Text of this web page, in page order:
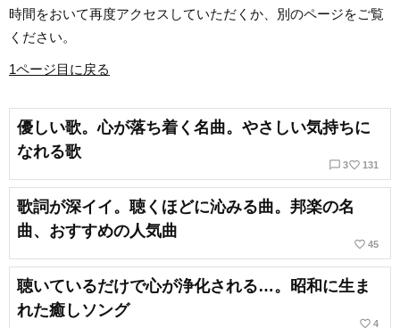
ケにもよく行きます！現在では邦
楽ロックやラップ、さらにはK-
時間をおいて再度アクセスしていただくか、別のページをご覧
ください。
1ページ目に戻る
優しい歌。心が落ち着く名曲。やさしい気持ちに
なれる歌
chat_bubble_outline 3favorite_border 131
歌詞が深イイ。聴くほどに沁みる曲。邦楽の名
曲、おすすめの人気曲
favorite_border 45
聴いているだけで心が浄化される…。昭和に生ま
れた癒しソング
favorite_border 4